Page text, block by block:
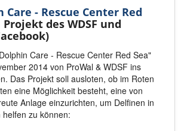
Care - Rescue Center Red
Projekt des WDSF und
Care - Rescue Center Red Sea"
2014 von ProWal & WDSF ins
Das Projekt soll ausloten, ob im Roten
eine Möglichkeit besteht, eine von
Anlage einzurichten, um Delfinen in
zu können: